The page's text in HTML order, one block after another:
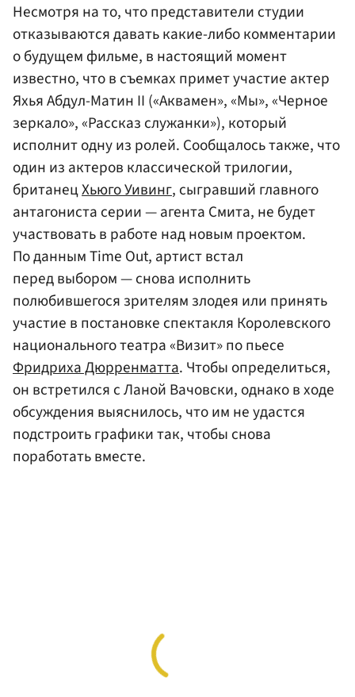
Несмотря на то, что представители студии
отказываются давать какие-либо комментарии
о будущем фильме, в настоящий момент
известно, что в съемках примет участие актер
Яхья Абдул-Матин II («Аквамен», «Мы», «Черное
зеркало», «Рассказ служанки»), который
исполнит одну из ролей. Сообщалось также, что
один из актеров классической трилогии,
британецХьюго Уивинг, сыгравший главного
антагониста серии — агента Смита, не будет
участвовать в работе над новым проектом.
По данным Time Out, артист встал
перед выбором — снова исполнить
полюбившегося зрителям злодея или принять
участие в постановке спектакля Королевского
национального театра «Визит» по пьесе
Фридриха Дюрренматта. Чтобы определиться,
он встретился с Ланой Вачовски, однако в ходе
обсуждения выяснилось, что им не удастся
подстроить графики так, чтобы снова
поработать вместе.